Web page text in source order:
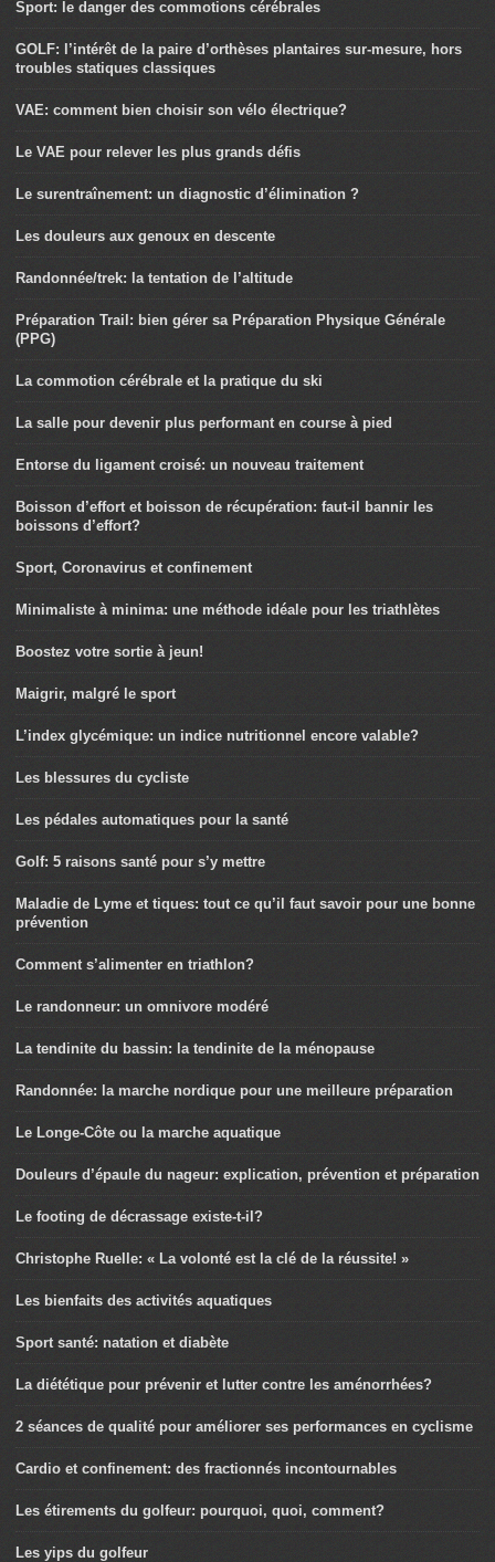
Sport: le danger des commotions cérébrales
GOLF: l’intérêt de la paire d’orthèses plantaires sur-mesure, hors
troubles statiques classiques
VAE: comment bien choisir son vélo électrique?
Le VAE pour relever les plus grands défis
Le surentraînement: un diagnostic d’élimination ?
Les douleurs aux genoux en descente
Randonnée/trek: la tentation de l’altitude
Préparation Trail: bien gérer sa Préparation Physique Générale
(PPG)
La commotion cérébrale et la pratique du ski
La salle pour devenir plus performant en course à pied
Entorse du ligament croisé: un nouveau traitement
Boisson d’effort et boisson de récupération: faut-il bannir les
boissons d’effort?
Sport, Coronavirus et confinement
Minimaliste à minima: une méthode idéale pour les triathlètes
Boostez votre sortie à jeun!
Maigrir, malgré le sport
L’index glycémique: un indice nutritionnel encore valable?
Les blessures du cycliste
Les pédales automatiques pour la santé
Golf: 5 raisons santé pour s’y mettre
Maladie de Lyme et tiques: tout ce qu’il faut savoir pour une bonne
prévention
Comment s’alimenter en triathlon?
Le randonneur: un omnivore modéré
La tendinite du bassin: la tendinite de la ménopause
Randonnée: la marche nordique pour une meilleure préparation
Le Longe-Côte ou la marche aquatique
Douleurs d’épaule du nageur: explication, prévention et préparation
Le footing de décrassage existe-t-il?
Christophe Ruelle: « La volonté est la clé de la réussite! »
Les bienfaits des activités aquatiques
Sport santé: natation et diabète
La diététique pour prévenir et lutter contre les aménorrhées?
2 séances de qualité pour améliorer ses performances en cyclisme
Cardio et confinement: des fractionnés incontournables
Les étirements du golfeur: pourquoi, quoi, comment?
Les yips du golfeur